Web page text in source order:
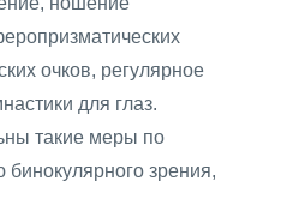
очков, регулярное
для глаз.
такие меры по
бинокулярного зрения,